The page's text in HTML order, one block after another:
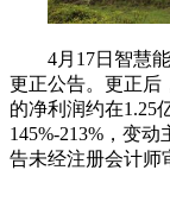
4月17日智慧
更正公告。更正后
的净利润约在1.25
145%-213%，变
告未经注册会计师